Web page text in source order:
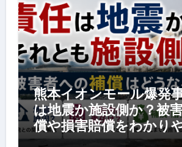
熊本イオンモール爆発
は地震か施設側か？被
償や損害賠償をわかり